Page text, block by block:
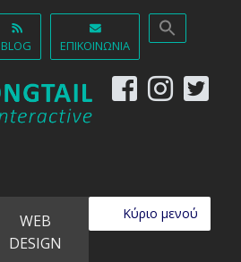
BLOG ΕΠΙΚΟΙΝΩΝΊΑ
Κύριο μενού
WEB
DESIGN